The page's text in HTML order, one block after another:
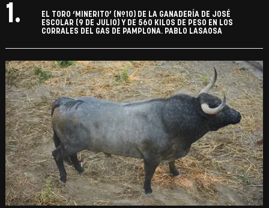
1.
EL TORO ‘MINERITO’ (Nº10) DE LA GANADERÍA DE JOSÉ
ESCOLAR (9 DE JULIO) Y DE 560 KILOS DE PESO EN LOS
CORRALES DEL GAS DE PAMPLONA. PABLO LASAOSA